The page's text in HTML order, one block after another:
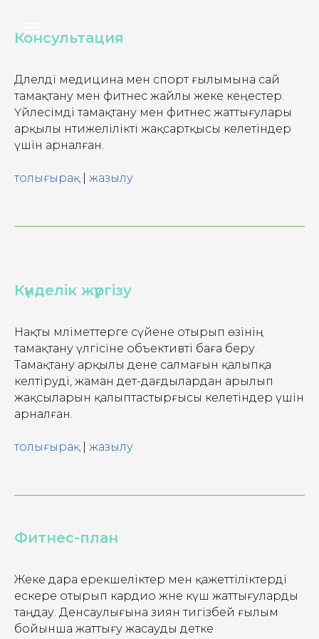
Консультация
Дәлелді медицина мен спорт ғылымына сай
тамақтану мен фитнес жайлы жеке кеңестер.
Үйлесімді тамақтану мен фитнес жаттығулары
арқылы нәтижелілікті жақсартқысы келетіндер
үшін арналған.
толығырақ| жазылу
Күнделік жүргізу
Нақты мәліметтерге сүйене отырып өзінің
тамақтану үлгісіне объективті баға беру.
Тамақтану арқылы дене салмағын қалыпқа
келтіруді, жаман әдет-дағдылардан арылып
жақсыларын қалыптастырғысы келетіндер үшін
арналған.
толығырақ| жазылу
Фитнес-план
Жеке дара ерекшеліктер мен қажеттіліктерді
ескере отырып кардио және күш жаттығуларды
таңдау. Денсаулығына зиян тигізбей ғылым
бойынша жаттығу жасауды әдетке